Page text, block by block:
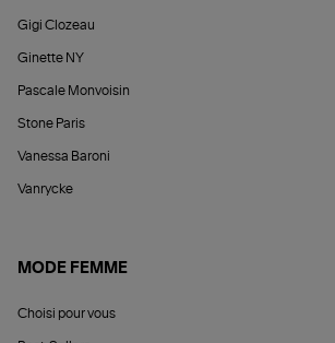
Gigi Clozeau
Ginette NY
Pascale Monvoisin
Stone Paris
Vanessa Baroni
Vanrycke
MODE FEMME
Choisi pour vous